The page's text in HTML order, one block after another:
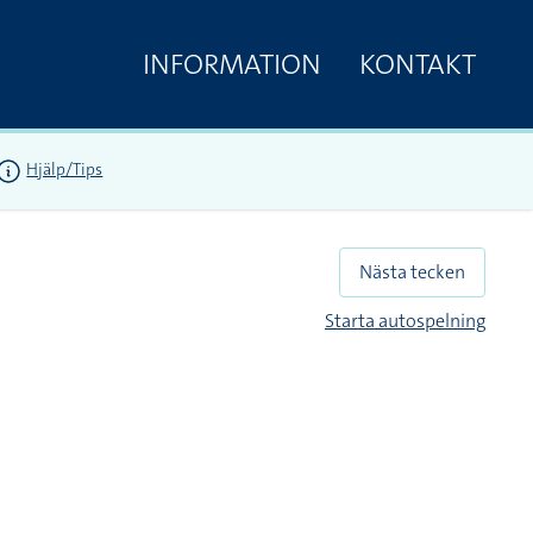
INFORMATION KONTAKT
Hjälp/Tips
Nästa tecken
Starta autospelning